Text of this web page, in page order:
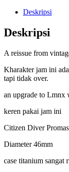
Deskripsi
Deskripsi
A reissue from
Kharakter jam ini
tapi tidak over.
an upgrade to Lmnx
keren pakai jam ini
Citizen Diver
Diameter 46mm
case titanium sangat